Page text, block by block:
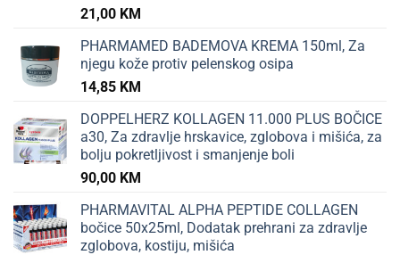
21,00 KM
PHARMAMED BADEMOVA KREMA 150ml, Za
njegu kože protiv pelenskog osipa
14,85 KM
DOPPELHERZ KOLLAGEN 11.000 PLUS BOČICE
a30, Za zdravlje hrskavice, zglobova i mišića, za
bolju pokretljivost i smanjenje boli
90,00 KM
PHARMAVITAL ALPHA PEPTIDE COLLAGEN
bočice 50x25ml, Dodatak prehrani za zdravlje
zglobova, kostiju, mišića